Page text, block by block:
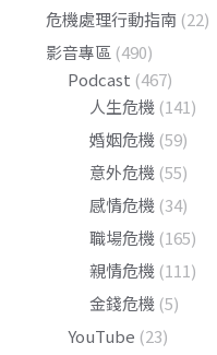
危機處理行動指南 (22)
影音專區 (490)
Podcast (467)
人生危機 (141)
婚姻危機 (59)
意外危機 (55)
感情危機 (34)
職場危機 (165)
親情危機 (111)
金錢危機 (5)
YouTube (23)